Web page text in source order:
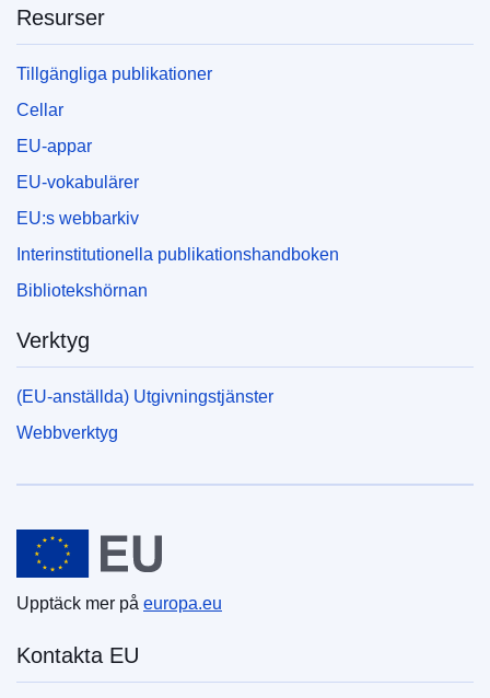
Resurser
Tillgängliga publikationer
Cellar
EU-appar
EU-vokabulärer
EU:s webbarkiv
Interinstitutionella publikationshandboken
Bibliotekshörnan
Verktyg
(EU-anställda) Utgivningstjänster
Webbverktyg
Europeiska unionen
Upptäck mer på europa.eu
Kontakta EU